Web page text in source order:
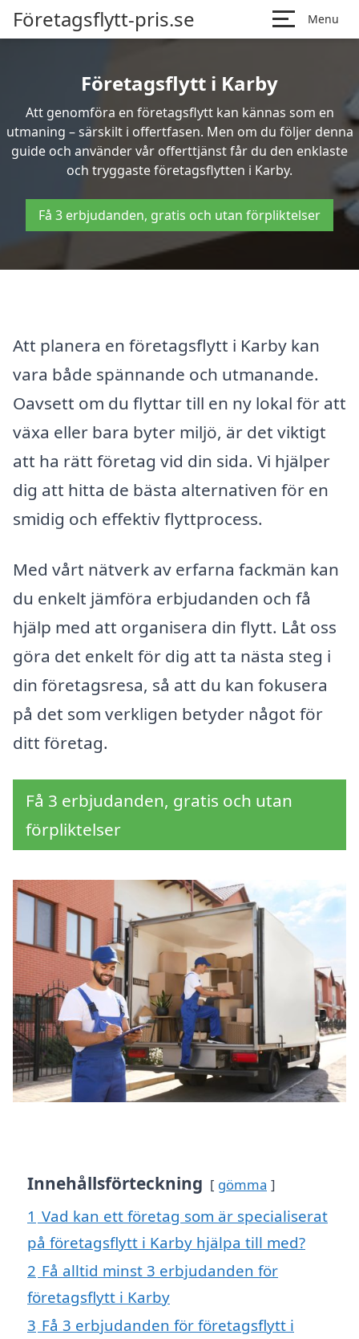
Företagsflytt-pris.se Menu
Företagsflytt i Karby
Att genomföra en företagsflytt kan kännas som en
utmaning – särskilt i offertfasen. Men om du följer denna
guide och använder vår offerttjänst får du den enklaste
och tryggaste företagsflytten i Karby.
Få 3 erbjudanden, gratis och utan förpliktelser
Att planera en företagsflytt i Karby kan
vara både spännande och utmanande.
Oavsett om du flyttar till en ny lokal för att
växa eller bara byter miljö, är det viktigt
att ha rätt företag vid din sida. Vi hjälper
dig att hitta de bästa alternativen för en
smidig och effektiv flyttprocess.
Med vårt nätverk av erfarna fackmän kan
du enkelt jämföra erbjudanden och få
hjälp med att organisera din flytt. Låt oss
göra det enkelt för dig att ta nästa steg i
din företagsresa, så att du kan fokusera
på det som verkligen betyder något för
ditt företag.
Få 3 erbjudanden, gratis och utan
förpliktelser
Innehållsförteckning gömma
1 Vad kan ett företag som är specialiserat
på företagsflytt i Karby hjälpa till med?
2 Få alltid minst 3 erbjudanden för
företagsflytt i Karby
3 Få 3 erbjudanden för företagsflytt i